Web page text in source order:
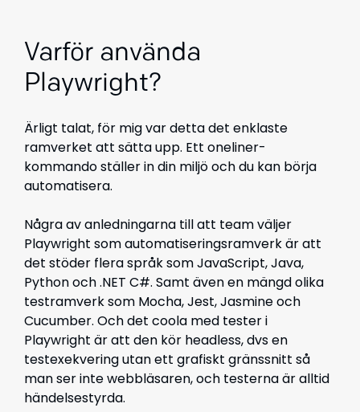
Varför använda
Playwright?
Ärligt talat, för mig var detta det enklaste
ramverket att sätta upp. Ett oneliner-
kommando ställer in din miljö och du kan börja
automatisera.
Några av anledningarna till att team väljer
Playwright som automatiseringsramverk är att
det stöder flera språk som JavaScript, Java,
Python och .NET C#. Samt även en mängd olika
testramverk som Mocha, Jest, Jasmine och
Cucumber. Och det coola med tester i
Playwright är att den kör headless, dvs en
testexekvering utan ett grafiskt gränssnitt så
man ser inte webbläsaren, och testerna är alltid
händelsestyrda.